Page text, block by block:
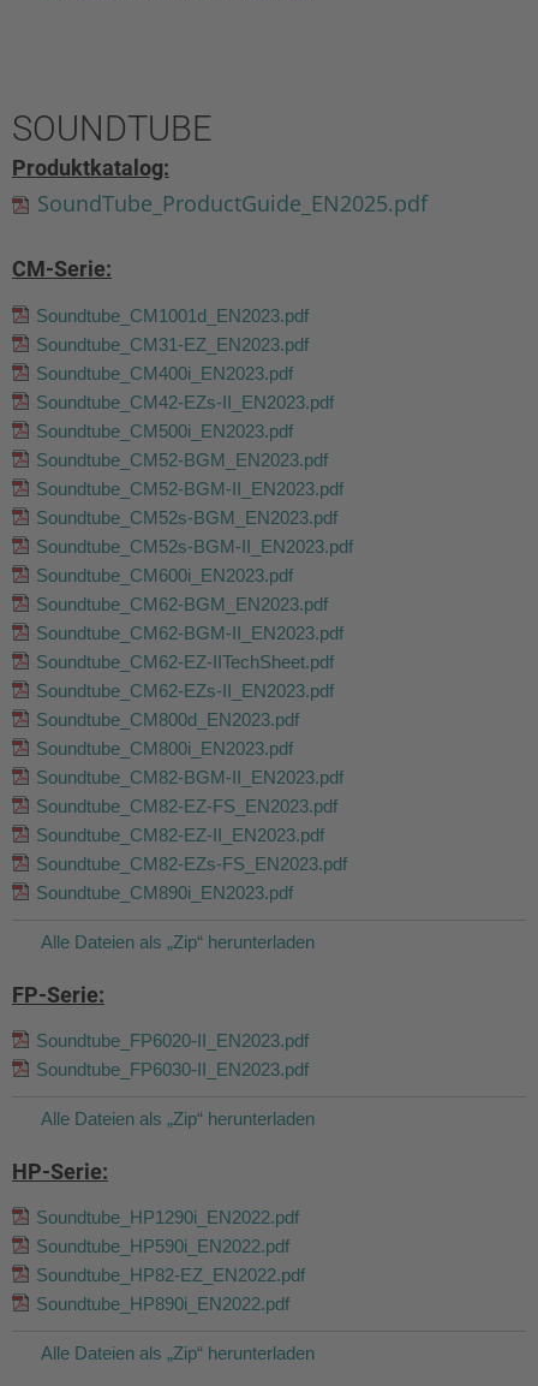
SOUNDTUBE
Produktkatalog:
SoundTube_ProductGuide_EN2025.pdf
CM-Serie:
Soundtube_CM1001d_EN2023.pdf
Soundtube_CM31-EZ_EN2023.pdf
Soundtube_CM400i_EN2023.pdf
Soundtube_CM42-EZs-II_EN2023.pdf
Soundtube_CM500i_EN2023.pdf
Soundtube_CM52-BGM_EN2023.pdf
Soundtube_CM52-BGM-II_EN2023.pdf
Soundtube_CM52s-BGM_EN2023.pdf
Soundtube_CM52s-BGM-II_EN2023.pdf
Soundtube_CM600i_EN2023.pdf
Soundtube_CM62-BGM_EN2023.pdf
Soundtube_CM62-BGM-II_EN2023.pdf
Soundtube_CM62-EZ-IITechSheet.pdf
Soundtube_CM62-EZs-II_EN2023.pdf
Soundtube_CM800d_EN2023.pdf
Soundtube_CM800i_EN2023.pdf
Soundtube_CM82-BGM-II_EN2023.pdf
Soundtube_CM82-EZ-FS_EN2023.pdf
Soundtube_CM82-EZ-II_EN2023.pdf
Soundtube_CM82-EZs-FS_EN2023.pdf
Soundtube_CM890i_EN2023.pdf
Alle Dateien als „Zip“ herunterladen
FP-Serie:
Soundtube_FP6020-II_EN2023.pdf
Soundtube_FP6030-II_EN2023.pdf
Alle Dateien als „Zip“ herunterladen
HP-Serie:
Soundtube_HP1290i_EN2022.pdf
Soundtube_HP590i_EN2022.pdf
Soundtube_HP82-EZ_EN2022.pdf
Soundtube_HP890i_EN2022.pdf
Alle Dateien als „Zip“ herunterladen